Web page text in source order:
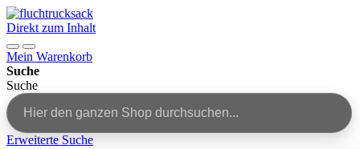
Direkt zum Inhalt
Mein Warenkorb
Suche
Suche
Erweiterte Suche